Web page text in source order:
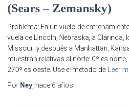
(Sears – Zemansky)
Problema: En un vuelo de
vuela de Lincoln, Nebraska, a Clarinda,
Missouri y después a Manhattan,
muestran relativas al norte: 0º es norte,
270º es oeste. Use el método de
Leer
Por Ney , hace 6 años